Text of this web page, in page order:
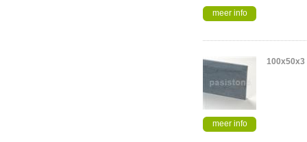
meer info
meer info
100x50x3